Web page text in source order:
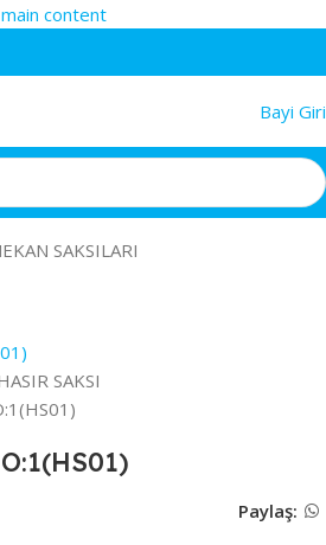
content
Bayi
SAKSILARI
Paylaş: